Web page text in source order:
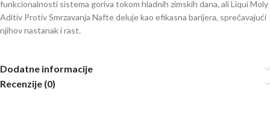
funkcionalnosti sistema goriva tokom hladnih zimskih dana, ali Liqui Moly
Aditiv Protiv Smrzavanja Nafte deluje kao efikasna barijera, sprečavajući
njihov nastanak i rast.
Dodatne informacije
Recenzije (0)